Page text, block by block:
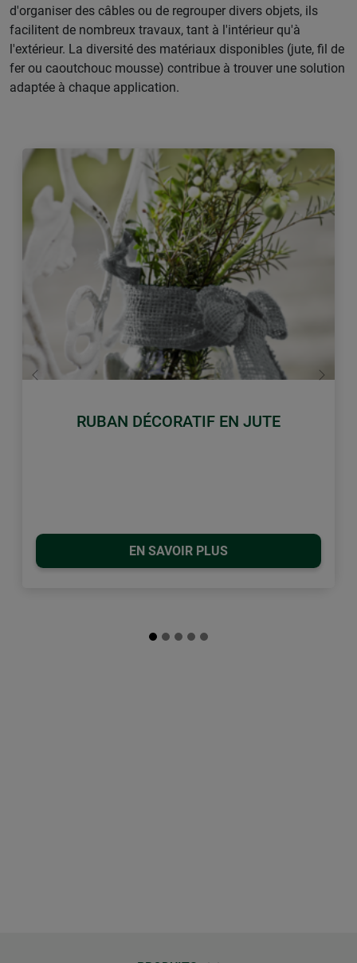
d'organiser des câbles ou de regrouper divers objets, ils
facilitent de nombreux travaux, tant à l'intérieur qu'à
l'extérieur. La diversité des matériaux disponibles (jute, fil de
fer ou caoutchouc mousse) contribue à trouver une solution
adaptée à chaque application.
RUBAN DÉCORATIF EN JUTE
EN SAVOIR PLUS
retour